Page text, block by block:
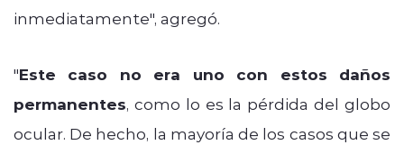
inmediatamente", agregó.
"Este caso no era uno con estos daños
permanentes, como lo es la pérdida del globo
ocular. De hecho, la mayoría de los casos que se